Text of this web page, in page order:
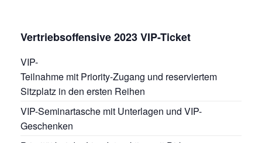
Vertriebsoffensive 2023 VIP-Ticket
VIP-
Teilnahme mit Priority-Zugang und reserviertem
Sitzplatz in den ersten Reihen
VIP-Seminartasche mit Unterlagen und VIP-
Geschenken